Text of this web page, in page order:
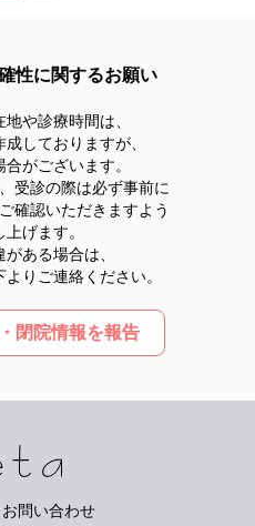
性に関するお願い
や診療時間は、
しておりますが、
がございます。
受診の際は必ず事前に
確認いただきますよう
げます。
ある場合は、
りご連絡ください。
閉院情報を報告
お問い合わせ